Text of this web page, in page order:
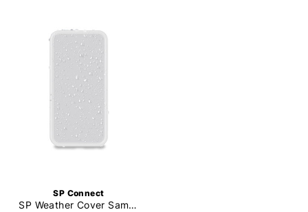
SP Connect
SP Weather Cover Samsung